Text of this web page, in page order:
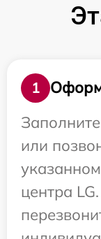
1
или
центра